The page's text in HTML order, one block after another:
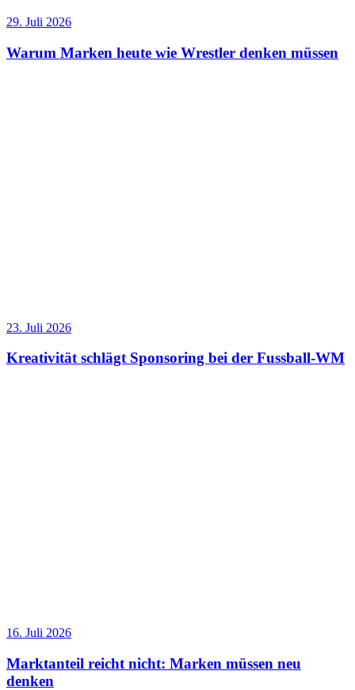
29. Juli 2026
Warum Marken heute wie Wrestler denken müssen
23. Juli 2026
Kreativität schlägt Sponsoring bei der Fussball-WM
16. Juli 2026
Marktanteil reicht nicht: Marken müssen neu
denken